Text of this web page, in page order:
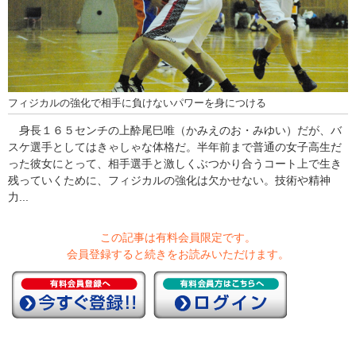
フィジカルの強化で相手に負けないパワーを身につける
身長１６５センチの上酔尾巳唯（かみえのお・みゆい）だが、バ
スケ選手としてはきゃしゃな体格だ。半年前まで普通の女子高生だ
った彼女にとって、相手選手と激しくぶつかり合うコート上で生き
残っていくために、フィジカルの強化は欠かせない。技術や精神
力...
この記事は有料会員限定です。
会員登録すると続きをお読みいただけます。